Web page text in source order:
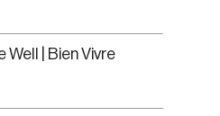
Well | Bien Vivre